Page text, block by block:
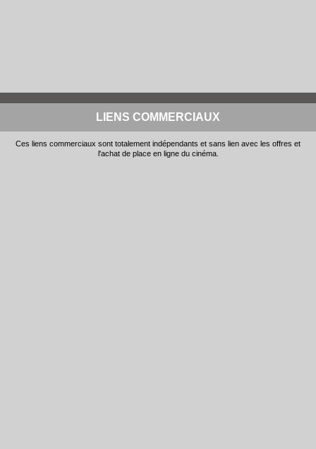
LIENS COMMERCIAUX
Ces liens commerciaux sont totalement indépendants et sans lien avec les offres et
l'achat de place en ligne du cinéma.